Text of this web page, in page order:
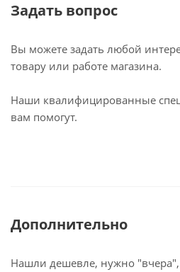
Задать вопрос
Вы можете задать любой
товару или работе магазина.
Наши квалифицированные
вам помогут.
Дополнительно
Нашли дешевле, нужно